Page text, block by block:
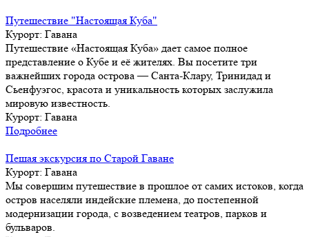
Путешествие "Настоящая Куба"
Курорт: Гавана
Путешествие «Настоящая Куба» дает самое полное
представление о Кубе и её жителях. Вы посетите три
важнейших города острова — Санта-Клару, Тринидад и
Сьенфуэгос, красота и уникальность которых заслужила
мировую известность.
Курорт: Гавана
Подробнее
Пешая экскурсия по Старой Гаване
Курорт: Гавана
Мы совершим путешествие в прошлое от самих истоков, когда
остров населяли индейские племена, до постепенной
модернизации города, с возведением театров, парков и
бульваров.